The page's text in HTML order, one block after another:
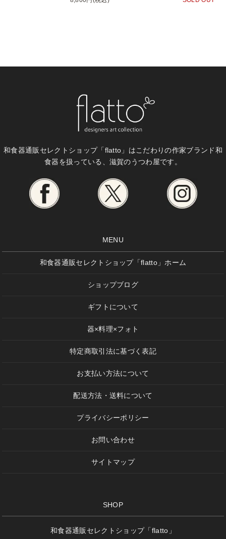
和食器通販セレクトショップ「flatto」はこだわりの作家ブランド和
食器を扱っている、滋賀のうつわ屋です。
MENU
和食器通販セレクトショップ「flatto」ホーム
ショップブログ
ギフトについて
器×料理×フォト
特定商取引法に基づく表記
お支払い方法について
配送方法・送料について
プライバシーポリシー
お問い合わせ
サイトマップ
SHOP
和食器通販セレクトショップ「flatto」